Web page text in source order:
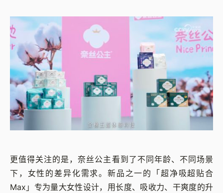
更值得关注的是，奈丝公主看到了不同年龄、不同场景
下，女性的差异化需求。新品之一的「超净吸超贴合
Max」专为量大女性设计，用长度、吸收力、干爽度的升